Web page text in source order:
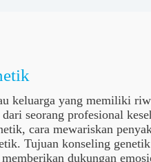
keluarga yang memiliki
seorang profesional
cara mewariskan
Tujuan konseling
dukungan